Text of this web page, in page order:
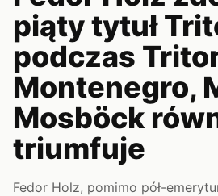
piąty tytuł
podczas
Montenegro,
Mosböck
triumfuje
Fedor Holz, pomimo pół-